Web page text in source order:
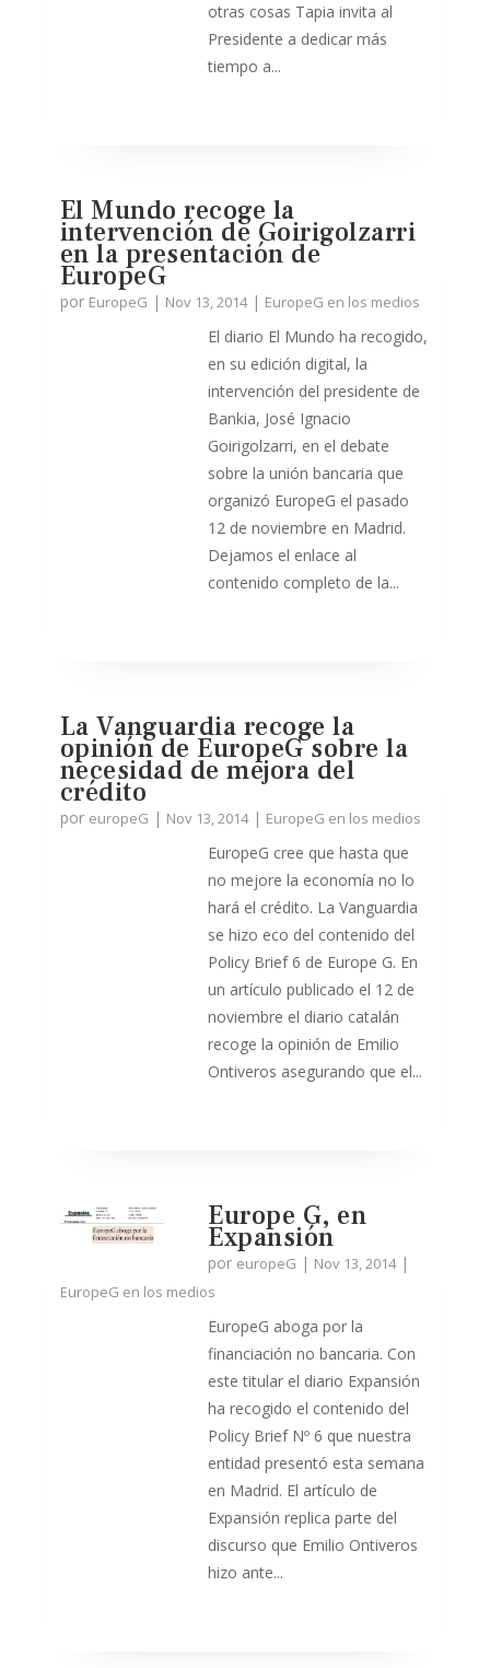
otras cosas Tapia invita al
Presidente a dedicar más
tiempo a...
El Mundo recoge la
intervención de Goirigolzarri
en la presentación de
EuropeG
por EuropeG | Nov 13, 2014| EuropeG en los medios
El diario El Mundo ha recogido,
en su edición digital, la
intervención del presidente de
Bankia, José Ignacio
Goirigolzarri, en el debate
sobre la unión bancaria que
organizó EuropeG el pasado
12 de noviembre en Madrid.
Dejamos el enlace al
contenido completo de la...
La Vanguardia recoge la
opinión de EuropeG sobre la
necesidad de mejora del
crédito
por europeG | Nov 13, 2014| EuropeG en los medios
EuropeG cree que hasta que
no mejore la economía no lo
hará el crédito. La Vanguardia
se hizo eco del contenido del
Policy Brief 6 de Europe G. En
un artículo publicado el 12 de
noviembre el diario catalán
recoge la opinión de Emilio
Ontiveros asegurando que el...
Europe G, en
Expansión
por europeG | Nov 13, 2014|
EuropeG en los medios
EuropeG aboga por la
financiación no bancaria. Con
este titular el diario Expansión
ha recogido el contenido del
Policy Brief Nº 6 que nuestra
entidad presentó esta semana
en Madrid. El artículo de
Expansión replica parte del
discurso que Emilio Ontiveros
hizo ante...